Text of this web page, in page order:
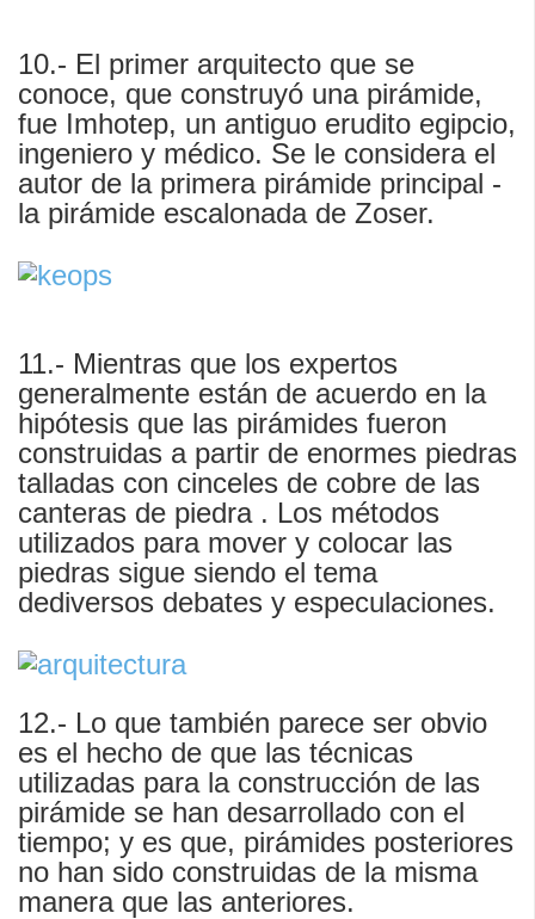
10.- El primer arquitecto que se
conoce, que construyó una pirámide,
fue Imhotep, un antiguo erudito egipcio,
ingeniero y médico. Se le considera el
autor de la primera pirámide principal -
la pirámide escalonada de Zoser.
11.- Mientras que los expertos
generalmente están de acuerdo en la
hipótesis que las pirámides fueron
construidas a partir de enormes piedras
talladas con cinceles de cobre de las
canteras de piedra . Los métodos
utilizados para mover y colocar las
piedras sigue siendo el tema
dediversos debates y especulaciones.
12.- Lo que también parece ser obvio
es el hecho de que las técnicas
utilizadas para la construcción de las
pirámide se han desarrollado con el
tiempo; y es que, pirámides posteriores
no han sido construidas de la misma
manera que las anteriores.